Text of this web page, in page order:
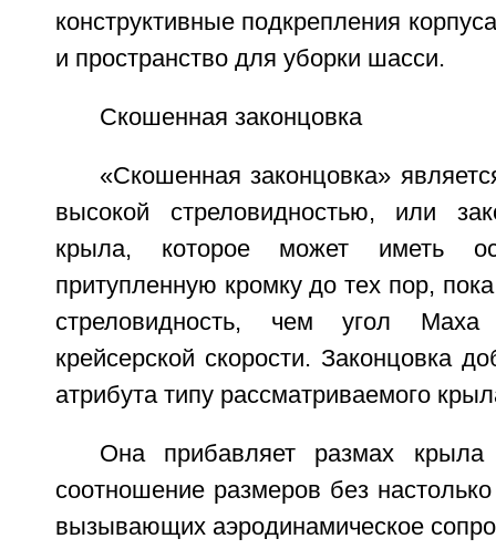
конструктивные подкрепления
и пространство для уборки шасси.
Скошенная законцовка
«Скошенная законцовка»
высокой стреловидностью, или
крыла, которое может иметь
притупленную кромку до тех пор,
стреловидность, чем угол
крейсерской скорости. Законцовка
атрибута типу рассматриваемого
Она прибавляет размах
соотношение размеров без
вызывающих аэродинамическое